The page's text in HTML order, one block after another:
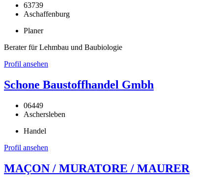
63739
Aschaffenburg
Planer
Berater für Lehmbau und Baubiologie
Profil ansehen
Schone Baustoffhandel Gmbh
06449
Aschersleben
Handel
Profil ansehen
MAÇON / MURATORE / MAURER